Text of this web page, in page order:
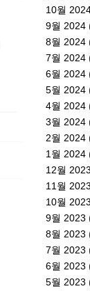
10월
9월 2024
8월 2024
7월 2024
6월 2024
5월 2024
4월 2024
3월 2024
2월 2024
1월 2024
12월 2023
11월 2023
10월 2023
9월 2023
8월 2023
7월 2023
6월 2023
5월 2023